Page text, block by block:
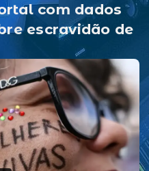
com dados
escravidão de